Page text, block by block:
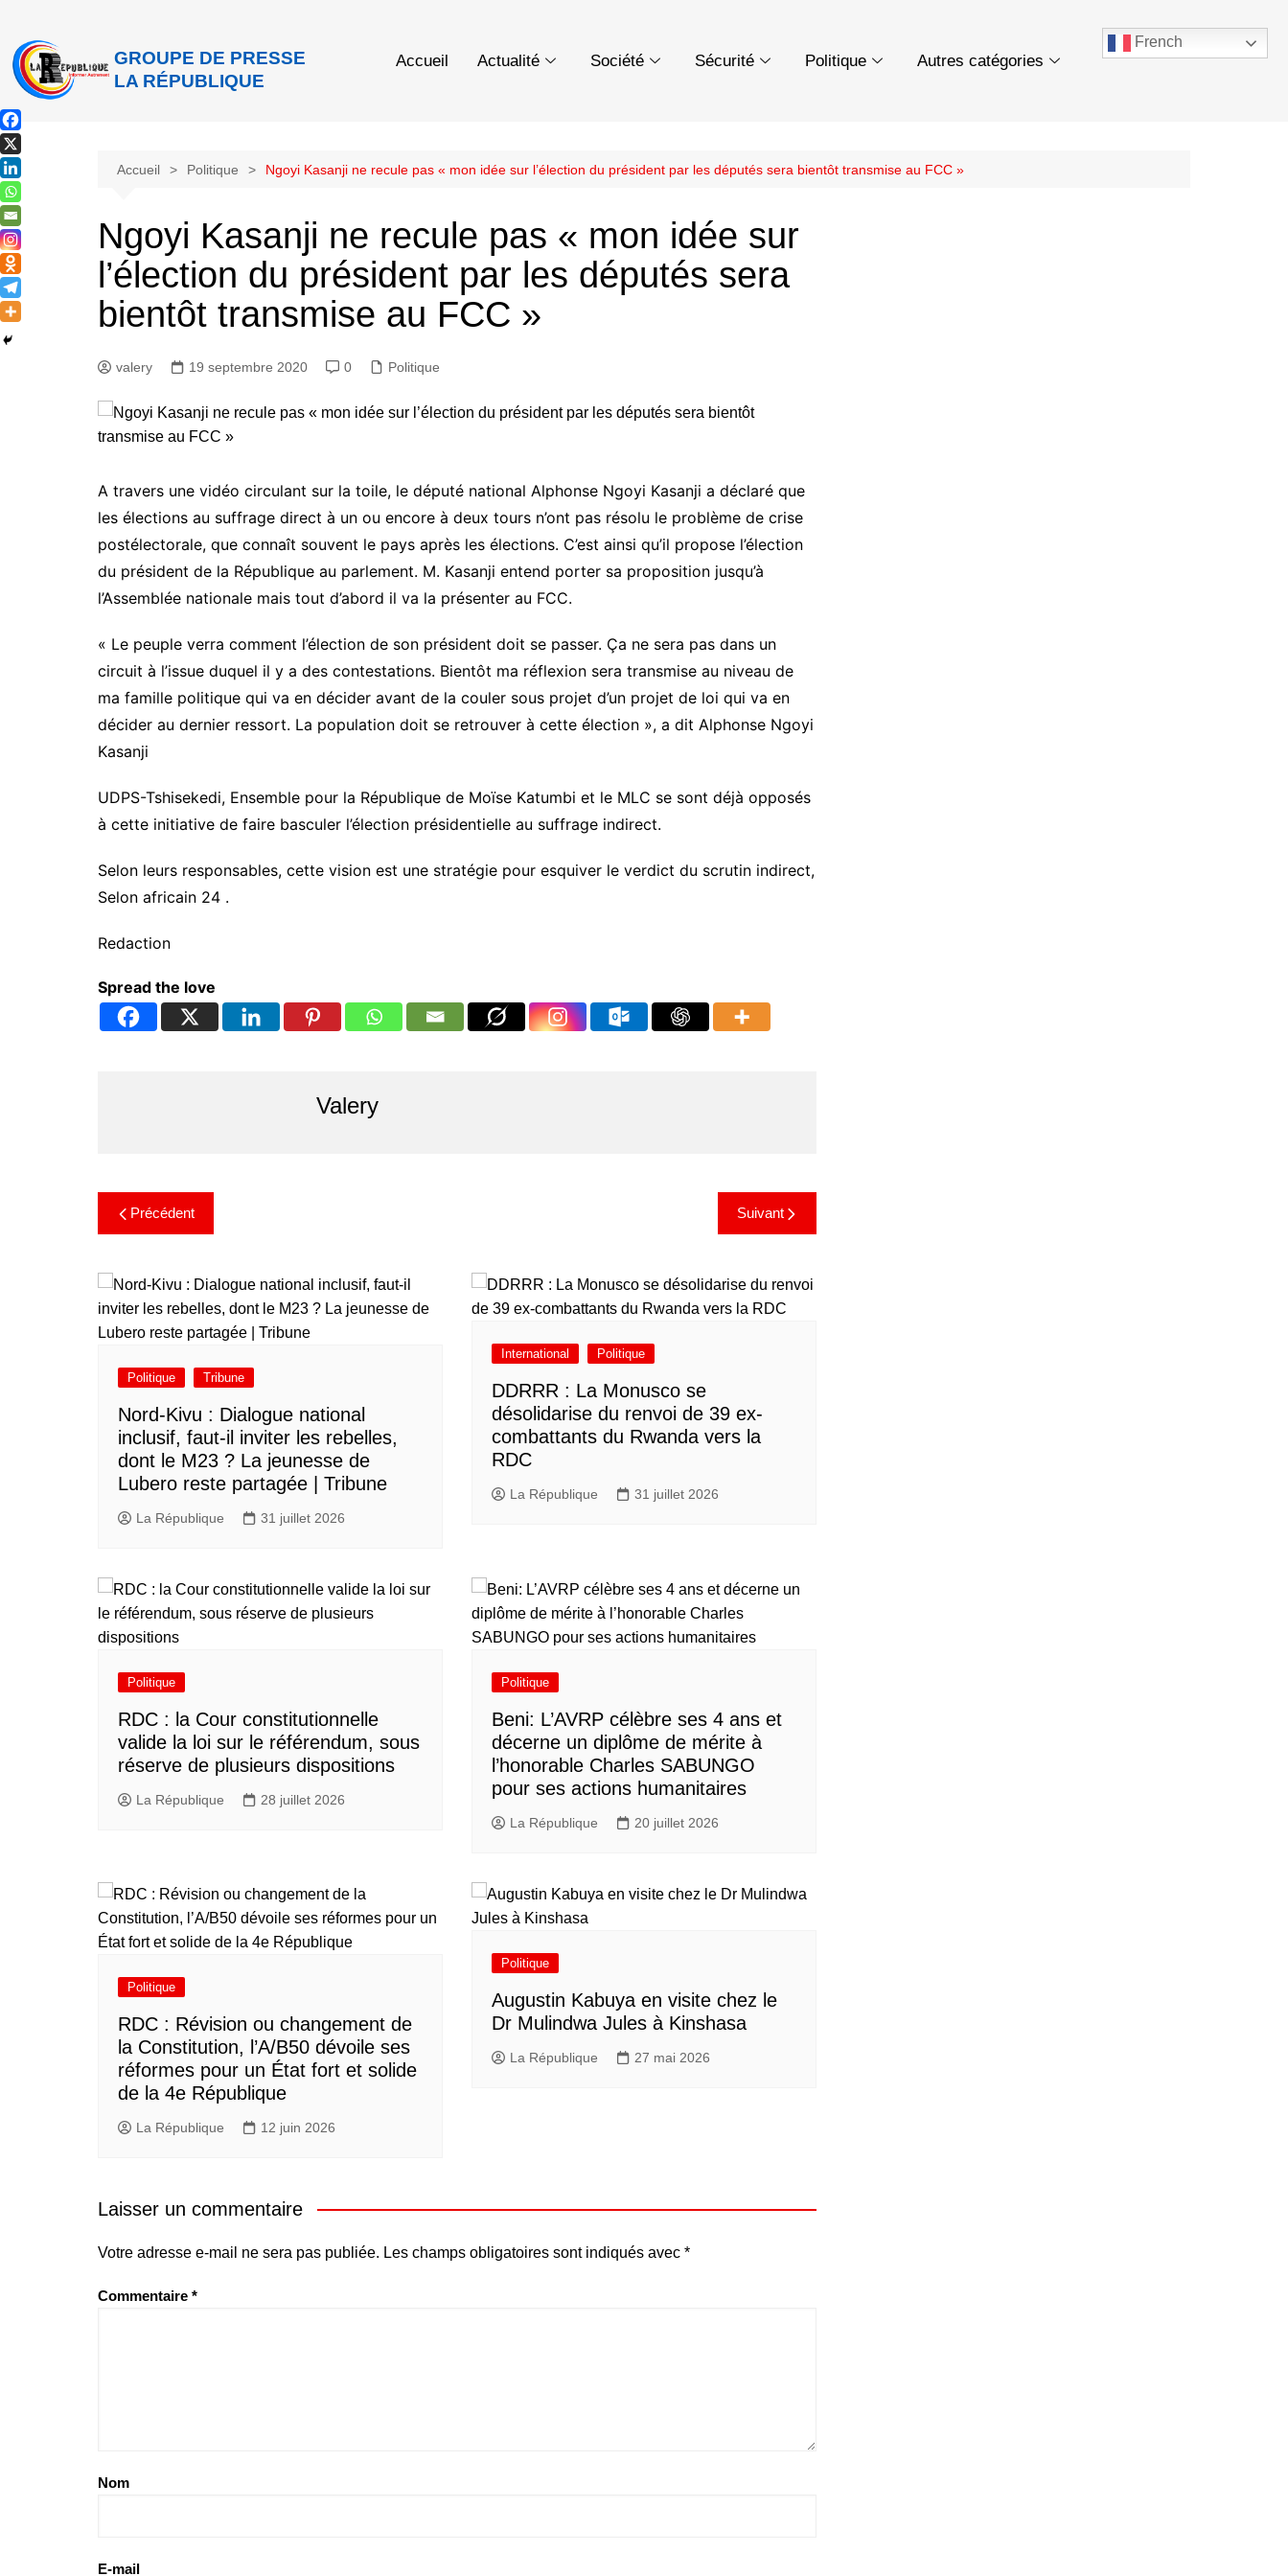
GROUPE DE PRESSE
LA RÉPUBLIQUE
Accueil Actualité Société Sécurité Politique Autres catégories
French
Accueil Politique Ngoyi Kasanji ne recule pas « mon idée sur l’élection du président par les députés sera bientôt transmise au FCC »
Ngoyi Kasanji ne recule pas « mon idée sur
l’élection du président par les députés sera
bientôt transmise au FCC »
valery 19 septembre 2020 0 Politique
A travers une vidéo circulant sur la toile, le député national Alphonse Ngoyi Kasanji a déclaré que
les élections au suffrage direct à un ou encore à deux tours n’ont pas résolu le problème de crise
postélectorale, que connaît souvent le pays après les élections. C’est ainsi qu’il propose l’élection
du président de la République au parlement. M. Kasanji entend porter sa proposition jusqu’à
l’Assemblée nationale mais tout d’abord il va la présenter au FCC.
« Le peuple verra comment l’élection de son président doit se passer. Ça ne sera pas dans un
circuit à l’issue duquel il y a des contestations. Bientôt ma réflexion sera transmise au niveau de
ma famille politique qui va en décider avant de la couler sous projet d’un projet de loi qui va en
décider au dernier ressort. La population doit se retrouver à cette élection », a dit Alphonse Ngoyi
Kasanji
UDPS-Tshisekedi, Ensemble pour la République de Moïse Katumbi et le MLC se sont déjà opposés
à cette initiative de faire basculer l’élection présidentielle au suffrage indirect.
Selon leurs responsables, cette vision est une stratégie pour esquiver le verdict du scrutin indirect,
Selon africain 24 .
Redaction
Spread the love
Valery
Précédent Suivant
Politique Tribune
Nord-Kivu : Dialogue national
inclusif, faut-il inviter les rebelles,
dont le M23 ? La jeunesse de
Lubero reste partagée | Tribune
La République 31 juillet 2026
International Politique
DDRRR : La Monusco se
désolidarise du renvoi de 39 ex-
combattants du Rwanda vers la
RDC
La République 31 juillet 2026
Politique
RDC : la Cour constitutionnelle
valide la loi sur le référendum, sous
réserve de plusieurs dispositions
La République 28 juillet 2026
Politique
Beni: L’AVRP célèbre ses 4 ans et
décerne un diplôme de mérite à
l’honorable Charles SABUNGO
pour ses actions humanitaires
La République 20 juillet 2026
Politique
RDC : Révision ou changement de
la Constitution, l’A/B50 dévoile ses
réformes pour un État fort et solide
de la 4e République
La République 12 juin 2026
Politique
Augustin Kabuya en visite chez le
Dr Mulindwa Jules à Kinshasa
La République 27 mai 2026
Laisser un commentaire
Votre adresse e-mail ne sera pas publiée. Les champs obligatoires sont indiqués avec *
Commentaire *
Nom
E-mail